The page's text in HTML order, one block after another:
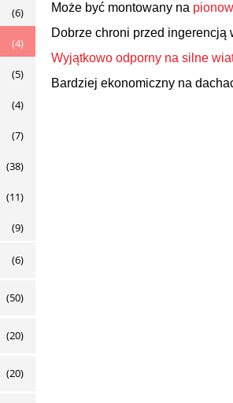
(6)
(4)
(5)
(4)
(7)
(38)
(11)
(9)
(6)
(50)
(20)
(20)
Może być montowany na
Dobrze chroni przed ingerencją
Wyjątkowo odporny na silne
Bardziej ekonomiczny na